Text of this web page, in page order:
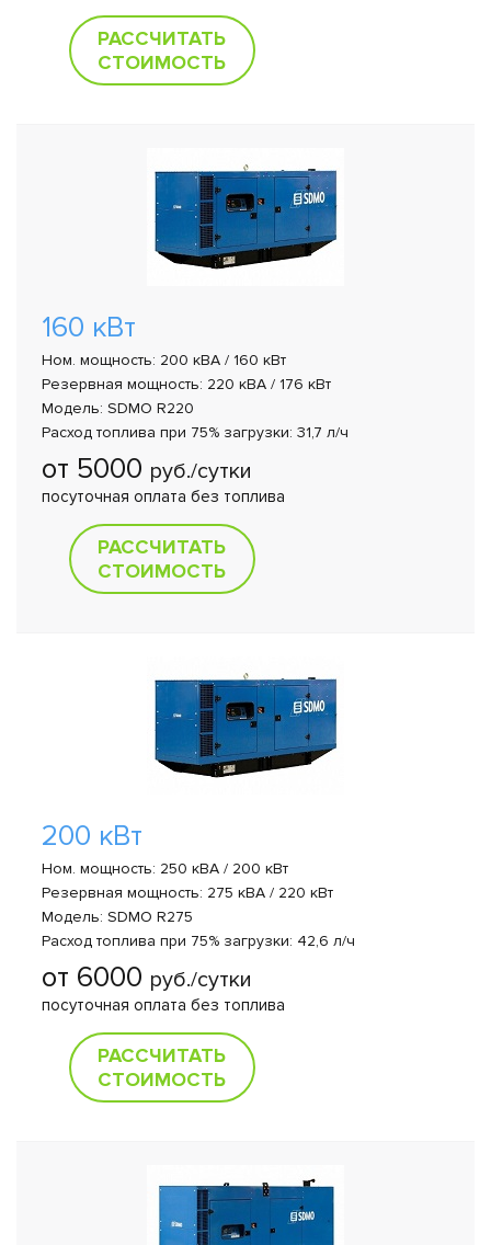
РАССЧИТАТЬ
СТОИМОСТЬ
160 кВт
Ном. мощность: 200 кВА / 160 кВт
Резервная мощность: 220 кВА / 176 кВт
Модель: SDMO R220
Расход топлива при 75% загрузки: 31,7 л/ч
от 5000 руб./сутки
посуточная оплата без топлива
РАССЧИТАТЬ
СТОИМОСТЬ
200 кВт
Ном. мощность: 250 кВА / 200 кВт
Резервная мощность: 275 кВА / 220 кВт
Модель: SDMO R275
Расход топлива при 75% загрузки: 42,6 л/ч
от 6000 руб./сутки
посуточная оплата без топлива
РАССЧИТАТЬ
СТОИМОСТЬ